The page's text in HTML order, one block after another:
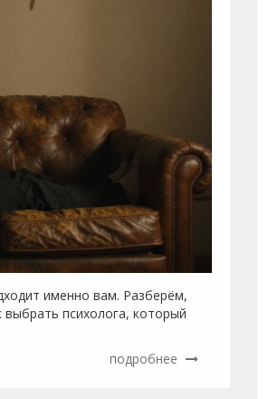
именно вам. Разберём,
психолога, который
подробнее